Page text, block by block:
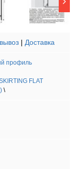
| Доставка
профиль
FLAT
\